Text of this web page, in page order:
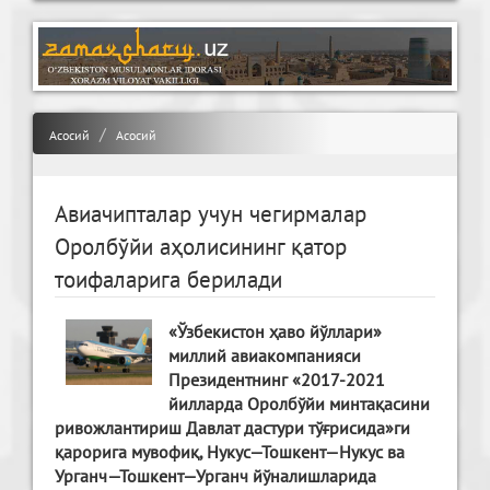
Асосий Асосий
Авиачипталар учун чегирмалар
Оролбўйи аҳолисининг қатор
тоифаларига берилади
«Ўзбекистон ҳаво йўллари»
миллий авиакомпанияси
Президентнинг «2017-2021
йилларда Оролбўйи минтақасини
ривожлантириш Давлат дастури тўғрисида»ги
қарорига мувофиқ, Нукус—Тошкент—Нукус ва
Урганч—Тошкент—Урганч йўналишларида